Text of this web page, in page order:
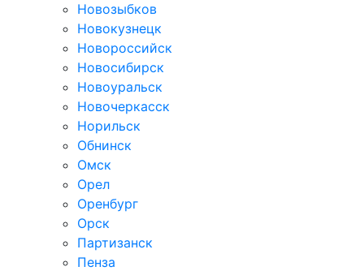
Новозыбков
Новокузнецк
Новороссийск
Новосибирск
Новоуральск
Новочеркасск
Норильск
Обнинск
Омск
Орел
Оренбург
Орск
Партизанск
Пенза